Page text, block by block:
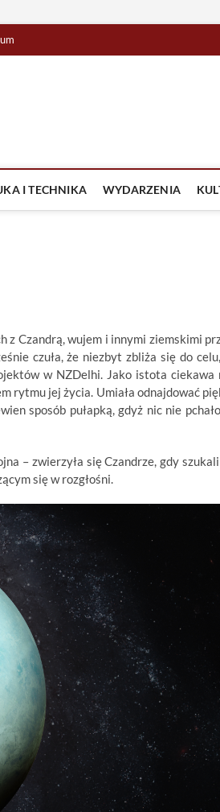
I TECHNIKA WYDARZENIA
Czandrą, wujem i innymi ziemskimi
czuła, że niezbyt zbliża się do
w NZDelhi. Jako istota
rytmu jej życia. Umiała odnajdować
sposób pułapką, gdyż nic nie
– zwierzyła się Czandrze, gdy
się w rozgłośni.